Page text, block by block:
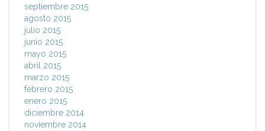
septiembre 2015
agosto 2015
julio 2015
junio 2015
mayo 2015
abril 2015
marzo 2015
febrero 2015
enero 2015
diciembre 2014
noviembre 2014